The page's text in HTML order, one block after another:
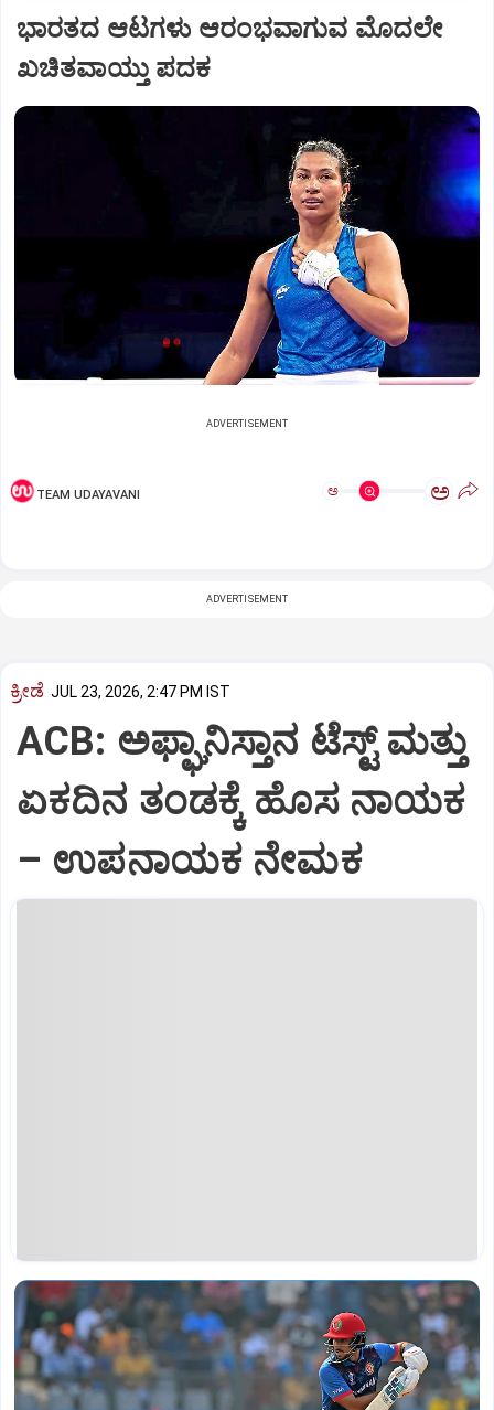
ಭಾರತದ ಆಟಗಳು ಆರಂಭವಾಗುವ ಮೊದಲೇ
ಖಚಿತವಾಯ್ತು ಪದಕ
ADVERTISEMENT
TEAM UDAYAVANI ಅ ಅ
ADVERTISEMENT
ಕ್ರೀಡೆ JUL 23, 2026, 2:47 PM IST
ACB: ಅಫ್ಘಾನಿಸ್ತಾನ ಟೆಸ್ಟ್‌ ಮತ್ತು
ಏಕದಿನ ತಂಡಕ್ಕೆ ಹೊಸ ನಾಯಕ
– ಉಪನಾಯಕ ನೇಮಕ